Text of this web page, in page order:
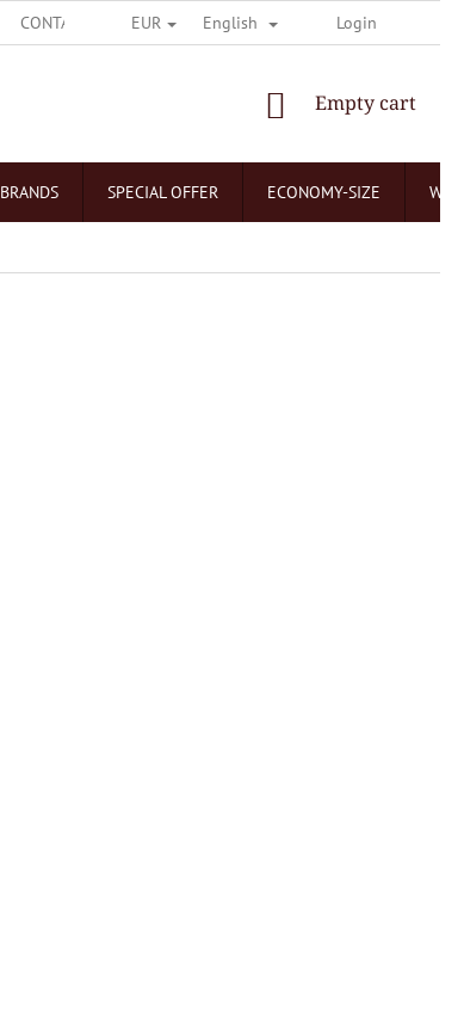
CONTACT US O ČOKOLÁDOVNÁCH NEJČASTĚJŠÍ
EUR English Login
SHOPPING
Empty cart
BRANDS SPECIAL OFFER ECONOMY-SIZE